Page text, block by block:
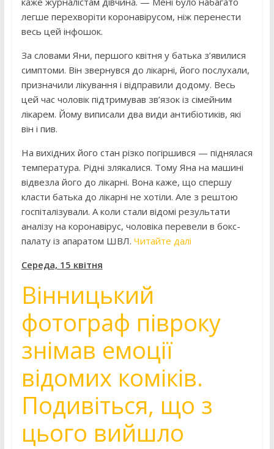
легше перехворіти коронавірусом, ніж перенести
весь цей інфошок.
За словами Яни, першого квітня у батька з’явилися
симптоми. Він звернувся до лікарні, його послухали,
призначили лікування і відправили додому. Весь
цей час чоловік підтримував зв’язок із сімейним
лікарем. Йому виписали два види антибіотиків, які
він і пив.
На вихідних його стан різко погіршився — піднялася
температура. Рідні злякалися. Тому Яна на машині
відвезла його до лікарні. Вона каже, що спершу
класти батька до лікарні не хотіли. Але з рештою
госпіталізували. А коли стали відомі результати
аналізу на коронавірус, чоловіка перевели в бокс-
палату із апаратом ШВЛ. Читайте далі
Середа, 15 квітня
Вінницький
фотограф півроку
знімав емоції
відомих коміків.
Подивіться, що з
цього вийшло